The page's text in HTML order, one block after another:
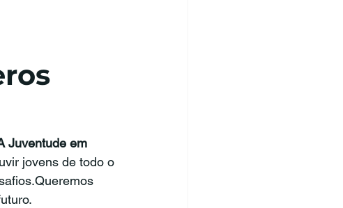
Juventude em
jovens de todo o